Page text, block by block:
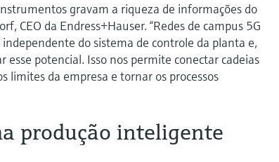
gravam a riqueza de informações do
CEO da Endress+Hauser. “Redes de campus 5G
do sistema de controle da planta e,
potencial. Isso nos permite conectar cadeias
limites da empresa e tornar os processos
produção inteligente